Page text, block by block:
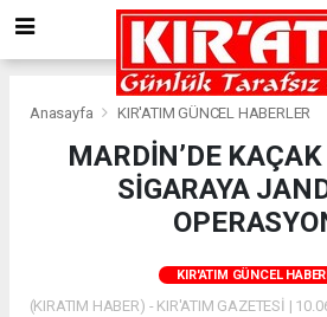
Anasayfa KIR'ATIM GÜNCEL HABERLER
MARDİN’DE
SİGARAYA
KIR'ATIM GÜNCEL
(KIRATIM HABER) - KIR'ATIM GAZETESİ |